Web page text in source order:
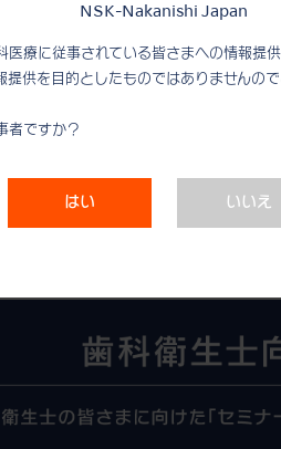
NSK-Nakanishi Japan
医療に従事されている皆さまへの情報提供
提供を目的としたものではありませんので
者ですか？
はい いいえ
簡単なパ
パワー調整が
要。
通常のコント